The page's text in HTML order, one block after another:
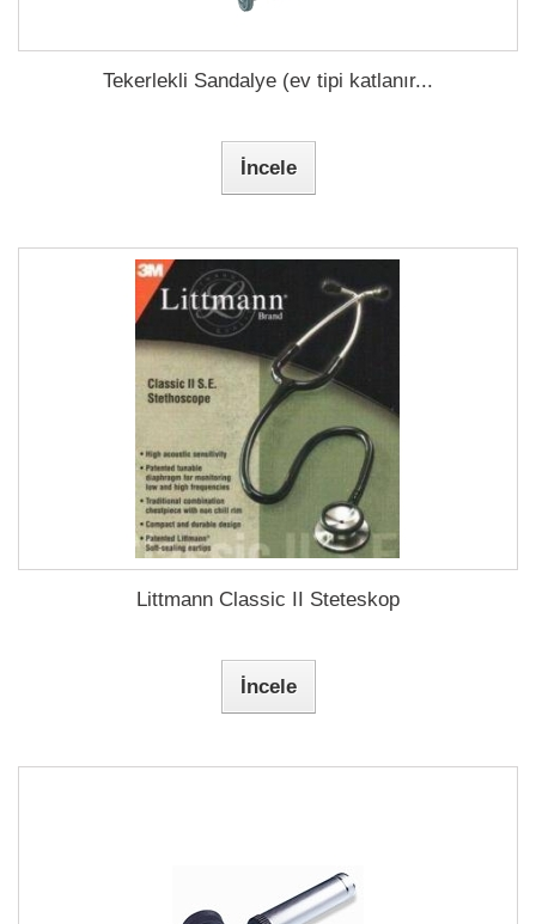
Tekerlekli Sandalye (ev tipi katlanır...
İncele
Littmann Classic II Steteskop
İncele